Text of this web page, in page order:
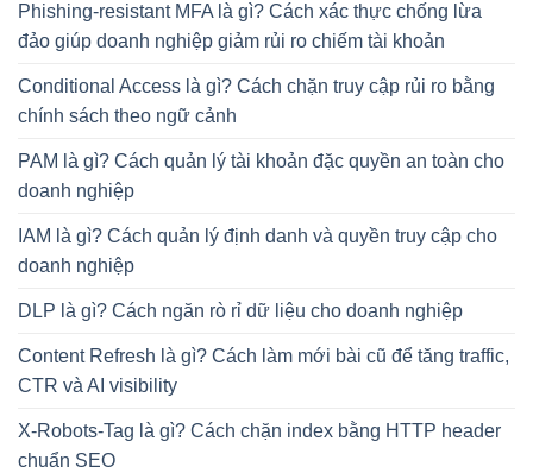
Phishing-resistant MFA là gì? Cách xác thực chống lừa
đảo giúp doanh nghiệp giảm rủi ro chiếm tài khoản
Conditional Access là gì? Cách chặn truy cập rủi ro bằng
chính sách theo ngữ cảnh
PAM là gì? Cách quản lý tài khoản đặc quyền an toàn cho
doanh nghiệp
IAM là gì? Cách quản lý định danh và quyền truy cập cho
doanh nghiệp
DLP là gì? Cách ngăn rò rỉ dữ liệu cho doanh nghiệp
Content Refresh là gì? Cách làm mới bài cũ để tăng traffic,
CTR và AI visibility
X-Robots-Tag là gì? Cách chặn index bằng HTTP header
chuẩn SEO